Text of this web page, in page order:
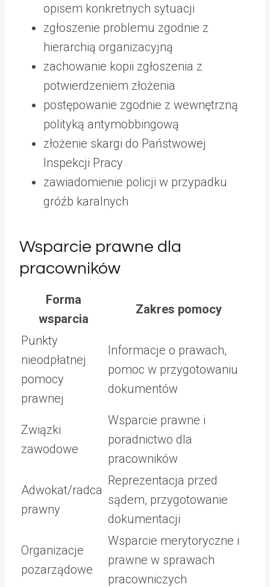
opisem konkretnych sytuacji
zgłoszenie problemu zgodnie z
hierarchią organizacyjną
zachowanie kopii zgłoszenia z
potwierdzeniem złożenia
postępowanie zgodnie z wewnętrzną
polityką antymobbingową
złożenie skargi do Państwowej
Inspekcji Pracy
zawiadomienie policji w przypadku
gróźb karalnych
Wsparcie prawne dla
pracowników
Forma
wsparcia
Zakres pomocy
Punkty
nieodpłatnej
pomocy
prawnej
Informacje o prawach,
pomoc w przygotowaniu
dokumentów
Związki
zawodowe
Wsparcie prawne i
poradnictwo dla
pracowników
Adwokat/radca
prawny
Reprezentacja przed
sądem, przygotowanie
dokumentacji
Organizacje
pozarządowe
Wsparcie merytoryczne i
prawne w sprawach
pracowniczych